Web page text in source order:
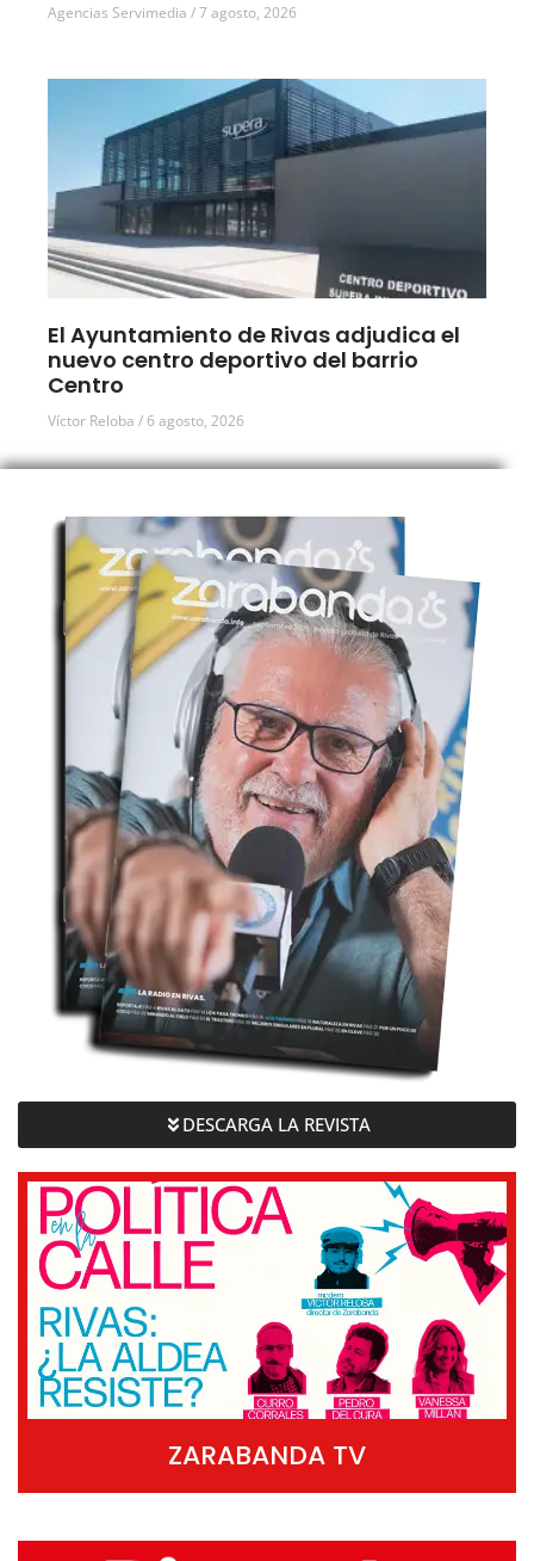
Agencias Servimedia 7 agosto, 2026
El Ayuntamiento de Rivas adjudica el
nuevo centro deportivo del barrio
Centro
Víctor Reloba 6 agosto, 2026
DESCARGA LA REVISTA
ZARABANDA TV